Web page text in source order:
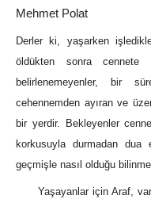
Mehmet Polat
Derler ki, yaşarken
öldükten sonra
belirlenemeyenler, bir
cehennemden ayıran ve
bir yerdir. Bekleyenler
korkusuyla durmadan dua
geçmişle nasıl olduğu
Yaşayanlar için Araf,